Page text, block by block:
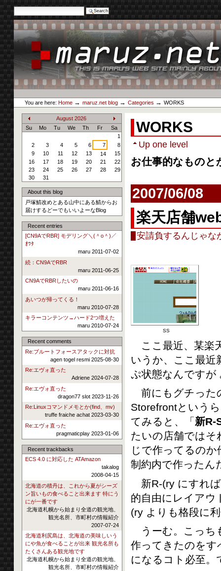
Advanced Search…
Skip
to
content.
to
navigation
maruz.net
Personal
tools
You are here: Home → maruz.net blog → Categories → WORKS
«
August 2026
»
Su Mo Tu We Th Fr
Sa
1
2
3 4 5 6 7
8
9
10 11 12 13 14
15
16
17 18 19 20 21
22
23
24 25 26 27 28
29
30
31
About this blog
戸塚鯖改めとある山中にある鯖からお
届けするどーでもいいよーなBlog
Recent entries
[CN9AでRBR] モデリング＼(＾o＾)／
ｵﾜﾀ
maru 2011-07-02
続：CN9AでRBR
maru 2011-06-25
CN9AでRBRしたいの
maru 2011-06-16
あいつが帰ってくる！
maru 2010-07-28
キラーコンテンツ→ハード2つ増えた
maru 2010-07-24
Recent comments
Re:ブルートフォースアタックに対抗
agen togel resmi 2025-08-30
Re:エヴォ直った
Adriene 2024-07-28
Re:エヴォ直った
dragon77 slot 2023-11-26
Re:Linuxコマンドメモとか(find、mv)
truffe fraiche achat 2023-03-30
Re:エヴォ直った
pragmaticplay 2023-01-06
Recent trackbacks
ECS 4.0 に対応した ATAmazon
takalog
2008-04-15
北海道の積丹は、これから夏がシーズ
ン旨いもの食べること出来ます 特にう
にが一番です
北海道札幌から始まり全道の観光地、
観光名所、市町村の情報紹介
2007-07-24
北海道利尻島は、北海道の美味しいう
にや魚が食べることが出来 観光名所も
たくさんある観光地です
北海道札幌から始まり全道の観光地、
観光名所、市町村の情報紹介
WORKS
Up one level
お仕事的なものと
2007/06/08
楽天店舗
安請負するんじゃな
SS
ここ最近、某楽
いうか、ここ最近
ぷ状態なんですが
前にもグチった
Storefrontという
てみると、「新R-
たいの店舗ではそ
じで作ってるの
制約内で作ったん
新R-(ry にすれ
的自由にレイアウ
(ry よりも格段に
うーむ。こっち
作ってきたのをす
になるコト必至。